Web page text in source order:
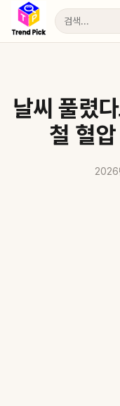
날씨 풀렸
철 혈
2026